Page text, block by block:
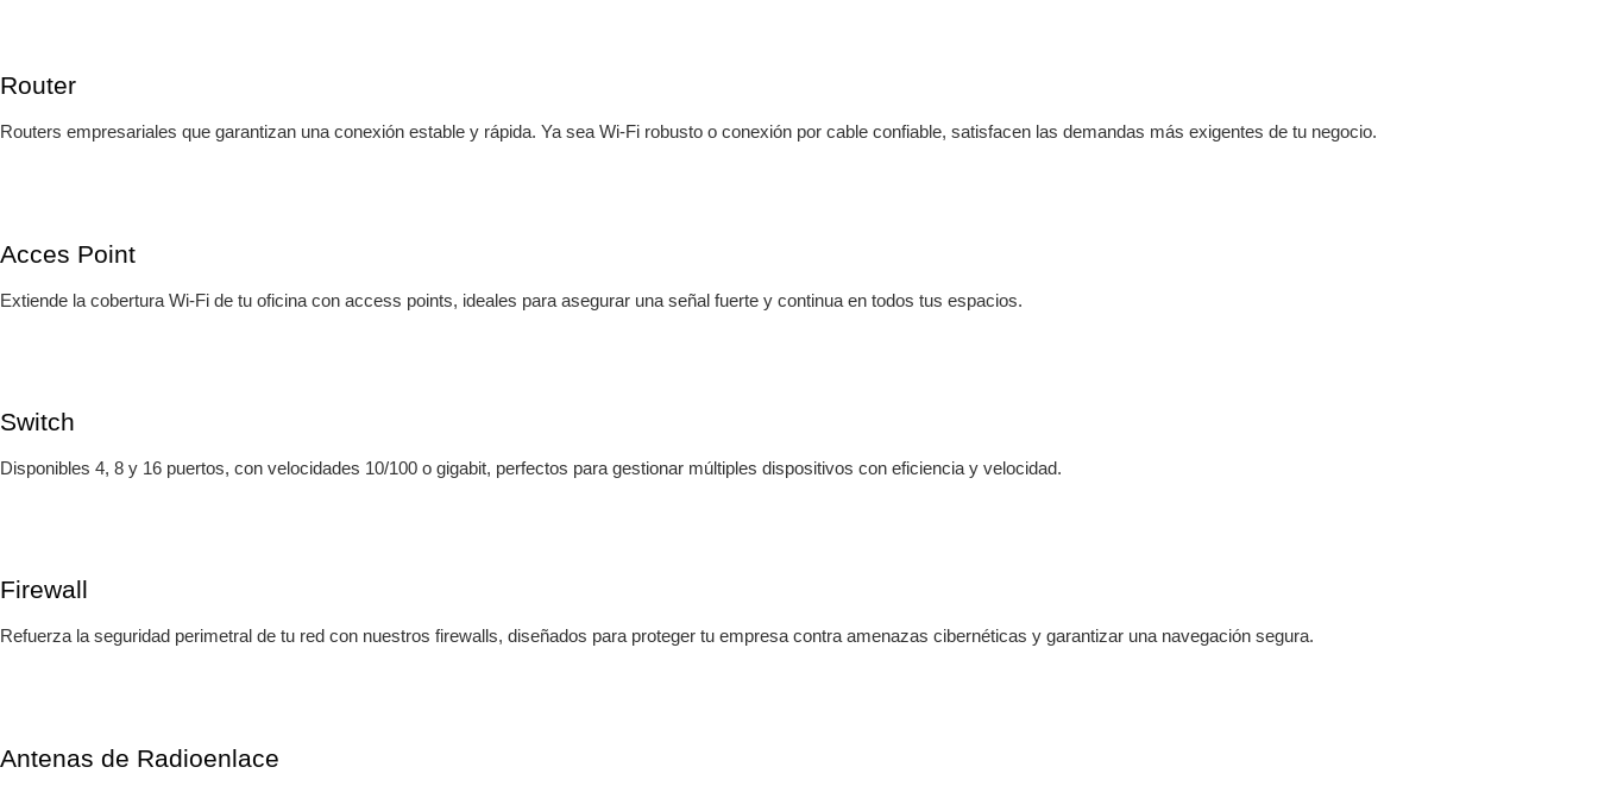
Router
Routers empresariales que garantizan una conexión estable y rápida. Ya sea Wi-Fi robusto o conexión por cable confiable, satisfacen las demandas más exigentes de tu negocio.
Acces Point
Extiende la cobertura Wi-Fi de tu oficina con access points, ideales para asegurar una señal fuerte y continua en todos tus espacios.
Switch
Disponibles 4, 8 y 16 puertos, con velocidades 10/100 o gigabit, perfectos para gestionar múltiples dispositivos con eficiencia y velocidad.
Firewall
Refuerza la seguridad perimetral de tu red con nuestros firewalls, diseñados para proteger tu empresa contra amenazas cibernéticas y garantizar una navegación segura.
Antenas de Radioenlace